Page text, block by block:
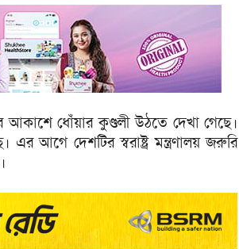
আকাশে ধোঁয়ার কুণ্ডলী উঠতে দেখা গেছে।
আগে দেশটির স্বরাষ্ট্র মন্ত্রণালয় জরুরি